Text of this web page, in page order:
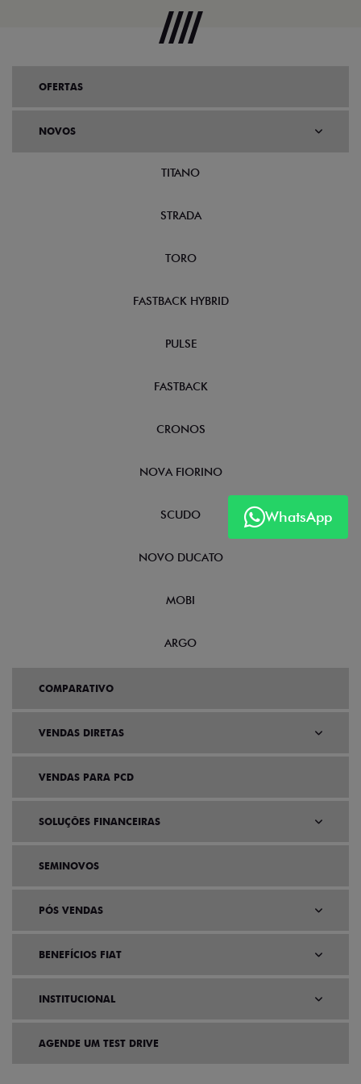
WhatsApp
OFERTAS
NOVOS
TITANO
STRADA
TORO
FASTBACK HYBRID
PULSE
FASTBACK
CRONOS
NOVA FIORINO
SCUDO
NOVO DUCATO
MOBI
ARGO
COMPARATIVO
VENDAS DIRETAS
VENDAS PARA PCD
SOLUÇÕES FINANCEIRAS
SEMINOVOS
PÓS VENDAS
BENEFÍCIOS FIAT
INSTITUCIONAL
AGENDE UM TEST DRIVE